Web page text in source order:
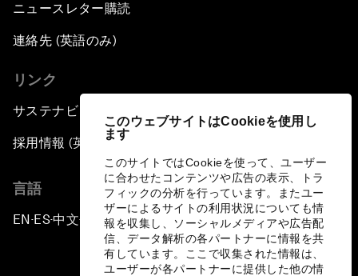
このウェブサイトはCookieを使用し
ます
このサイトではCookieを使って、ユーザー
に合わせたコンテンツや広告の表示、トラ
フィックの分析を行っています。またユー
ザーによるサイトの利用状況についても情
報を収集し、ソーシャルメディアや広告配
信、データ解析の各パートナーに情報を共
有しています。ここで収集された情報は、
ユーザーが各パートナーに提供した他の情
ニュースレター購読
連絡先 (英語のみ)
リンク
サステナビリティへの取り組み
採用情報 (英語のみ)
言語
EN ▪ES▪中文▪ 日本語